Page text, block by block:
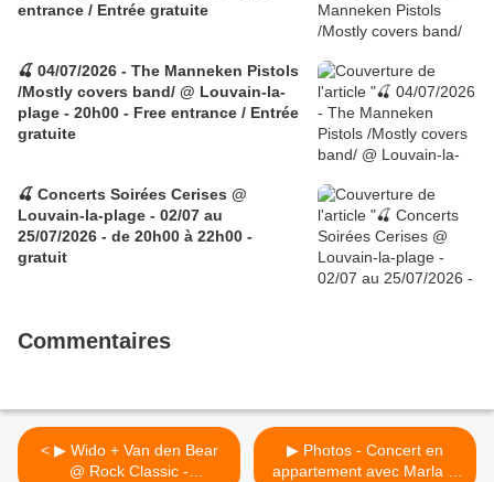
entrance / Entrée gratuite
🍒 04/07/2026 - The Manneken Pistols
/Mostly covers band/ @ Louvain-la-
plage - 20h00 - Free entrance / Entrée
gratuite
🍒 Concerts Soirées Cerises @
Louvain-la-plage - 02/07 au
25/07/2026 - de 20h00 à 22h00 -
gratuit
Commentaires
< ▶ Wido + Van den Bear
@ Rock Classic -
▶ Photos - Concert en
appartement avec Marla &